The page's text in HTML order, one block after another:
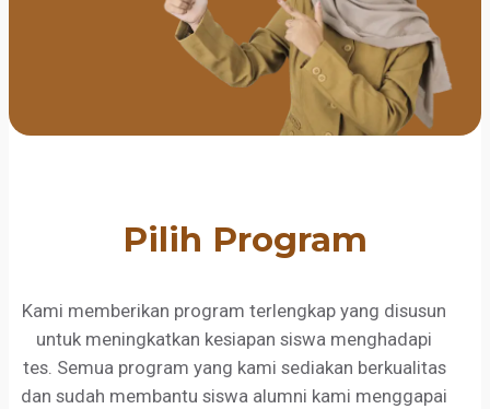
Pilih Program
Kami memberikan program terlengkap yang disusun
untuk meningkatkan kesiapan siswa menghadapi
tes. Semua program yang kami sediakan berkualitas
dan sudah membantu siswa alumni kami menggapai